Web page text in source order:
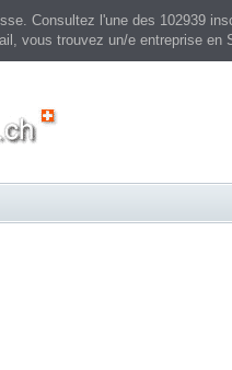
Consultez l'une des 102939
vous trouvez un/e entreprise en